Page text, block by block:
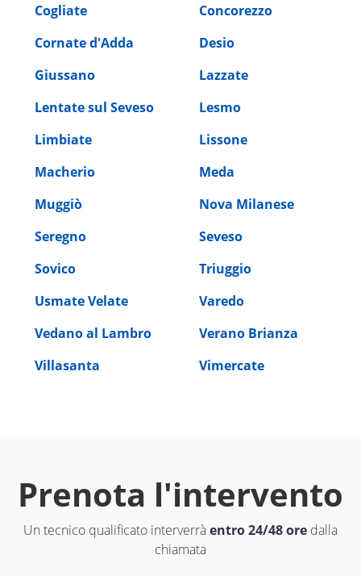
Cogliate
Concorezzo
Cornate d'Adda
Desio
Giussano
Lazzate
Lentate sul Seveso
Lesmo
Limbiate
Lissone
Macherio
Meda
Muggiò
Nova Milanese
Seregno
Seveso
Sovico
Triuggio
Usmate Velate
Varedo
Vedano al Lambro
Verano Brianza
Villasanta
Vimercate
Prenota l'intervento
Un tecnico qualificato interverràentro 24/48 ore dalla
chiamata